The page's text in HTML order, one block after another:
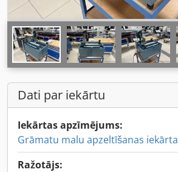
Dati par iekārtu
Iekārtas apzīmējums:
Grāmatu malu apzeltīšanas iekārta
Ražotājs: